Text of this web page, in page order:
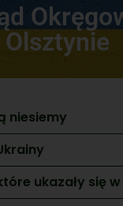
Olsztynie
niesiemy
ukazały się